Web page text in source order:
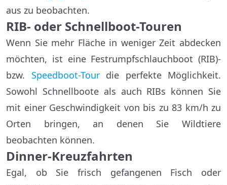
aus zu beobachten.
RIB- oder Schnellboot-Touren
Wenn Sie mehr Fläche in weniger Zeit abdecken
möchten, ist eine Festrumpfschlauchboot (RIB)-
bzw. Speedboot-Tourdie perfekte Möglichkeit.
Sowohl Schnellboote als auch RIBs können Sie
mit einer Geschwindigkeit von bis zu 83 km/h zu
Orten bringen, an denen Sie Wildtiere
beobachten können.
Dinner-Kreuzfahrten
Egal, ob Sie frisch gefangenen Fisch oder